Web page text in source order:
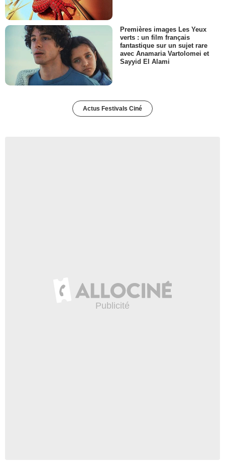
Premières images Les Yeux
verts : un film français
fantastique sur un sujet rare
avec Anamaria Vartolomei et
Sayyid El Alami
Actus Festivals Ciné